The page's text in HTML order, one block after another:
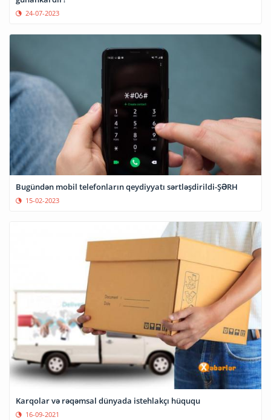
24-07-2023
Bugündən mobil telefonların qeydiyyatı sərtləşdirildi-ŞƏRH
15-02-2023
Karqolar və rəqəmsal dünyada istehlakçı hüququ
16-09-2021